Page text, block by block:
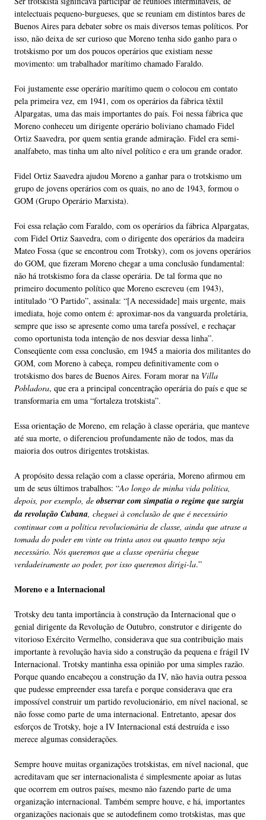
intelectuais pequeno-burgueses, que se reuniam em distintos bares de
Buenos Aires para debater sobre os mais diversos temas políticos. Por
isso, não deixa de ser curioso que Moreno tenha sido ganho para o
trotskismo por um dos poucos operários que existiam nesse
movimento: um trabalhador marítimo chamado Faraldo.
Foi justamente esse operário marítimo quem o colocou em contato
pela primeira vez, em 1941, com os operários da fábrica têxtil
Alpargatas, uma das mais importantes do país. Foi nessa fábrica que
Moreno conheceu um dirigente operário boliviano chamado Fidel
Ortiz Saavedra, por quem sentia grande admiração. Fidel era semi-
analfabeto, mas tinha um alto nível político e era um grande orador.
Fidel Ortiz Saavedra ajudou Moreno a ganhar para o trotskismo um
grupo de jovens operários com os quais, no ano de 1943, formou o
GOM (Grupo Operário Marxista).
Foi essa relação com Faraldo, com os operários da fábrica Alpargatas,
com Fidel Ortiz Saavedra, com o dirigente dos operários da madeira
Mateo Fossa (que se encontrou com Trotsky), com os jovens operários
do GOM, que fizeram Moreno chegar a uma conclusão fundamental:
não há trotskismo fora da classe operária. De tal forma que no
primeiro documento político que Moreno escreveu (em 1943),
intitulado “O Partido”, assinala: “[A necessidade] mais urgente, mais
imediata, hoje como ontem é: aproximar-nos da vanguarda proletária,
sempre que isso se apresente como uma tarefa possível, e rechaçar
como oportunista toda intenção de nos desviar dessa linha”.
Conseqüente com essa conclusão, em 1945 a maioria dos militantes do
GOM, com Moreno à cabeça, rompeu definitivamente com o
trotskismo dos bares de Buenos Aires. Foram morar na Villa
Pobladora, que era a principal concentração operária do país e que se
transformaria em uma “fortaleza trotskista”.
Essa orientação de Moreno, em relação à classe operária, que manteve
até sua morte, o diferenciou profundamente não de todos, mas da
maioria dos outros dirigentes trotskistas.
A propósito dessa relação com a classe operária, Moreno afirmou em
um de seus últimos trabalhos: “Ao longo de minha vida política,
depois, por exemplo, de observar com simpatia o regime que surgiu
da revolução Cubana, cheguei à conclusão de que é necessário
continuar com a política revolucionária de classe, ainda que atrase a
tomada do poder em vinte ou trinta anos ou quanto tempo seja
necessário. Nós queremos que a classe operária chegue
verdadeiramente ao poder, por isso queremos dirigi-la.”
Moreno e a Internacional
Trotsky deu tanta importância à construção da Internacional que o
genial dirigente da Revolução de Outubro, construtor e dirigente do
vitorioso Exército Vermelho, considerava que sua contribuição mais
importante à revolução havia sido a construção da pequena e frágil IV
Internacional. Trotsky mantinha essa opinião por uma simples razão.
Porque quando encabeçou a construção da IV, não havia outra pessoa
que pudesse empreender essa tarefa e porque considerava que era
impossível construir um partido revolucionário, em nível nacional, se
não fosse como parte de uma internacional. Entretanto, apesar dos
esforços de Trotsky, hoje a IV Internacional está destruída e isso
merece algumas considerações.
Sempre houve muitas organizações trotskistas, em nível nacional, que
acreditavam que ser internacionalista é simplesmente apoiar as lutas
que ocorrem em outros países, mesmo não fazendo parte de uma
organização internacional. Também sempre houve, e há, importantes
organizações nacionais que se autodefinem como trotskistas, mas que